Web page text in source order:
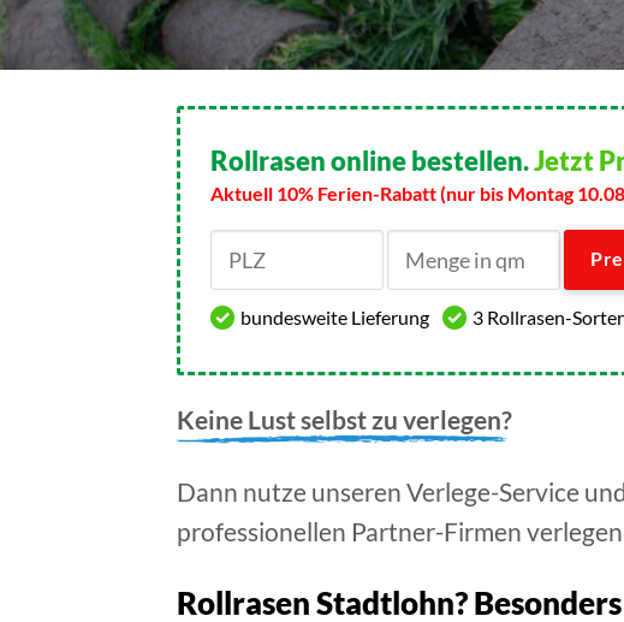
Rollrasen online bestellen.Jetzt
Aktuell 10% Ferien-Rabatt (nur bis Montag
bundesweite Lieferung 3 Rollrasen-
Keine Lust selbst zu verlegen?
Dann nutze unseren Verlege-Service
professionellen Partner-Firmen
Rollrasen Stadtlohn?